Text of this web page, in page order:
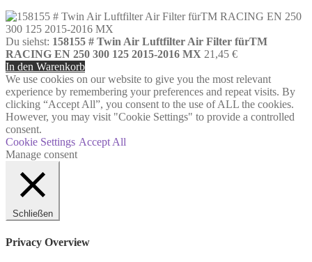
Du siehst: 158155 # Twin Air Luftfilter Air Filter fürTM
RACING EN 250 300 125 2015-2016 MX 21,45 €
In den Warenkorb
We use cookies on our website to give you the most relevant
experience by remembering your preferences and repeat visits. By
clicking “Accept All”, you consent to the use of ALL the cookies.
However, you may visit "Cookie Settings" to provide a controlled
consent.
Cookie Settings Accept All
Manage consent
Schließen
Privacy Overview